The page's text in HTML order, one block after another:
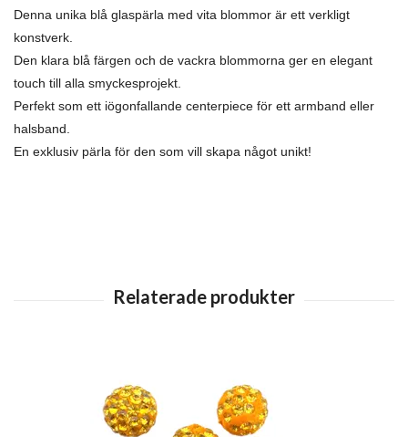
Denna unika blå glaspärla med vita blommor är ett verkligt
konstverk.
Den klara blå färgen och de vackra blommorna ger en elegant
touch till alla smyckesprojekt.
Perfekt som ett iögonfallande centerpiece för ett armband eller
halsband.
En exklusiv pärla för den som vill skapa något unikt!